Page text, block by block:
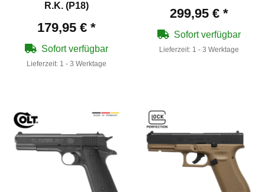
R.K. (P18)
179,95 € *
Sofort verfügbar
Lieferzeit: 1 - 3 Werktage
299,95 € *
Sofort verfügbar
Lieferzeit: 1 - 3 Werktage